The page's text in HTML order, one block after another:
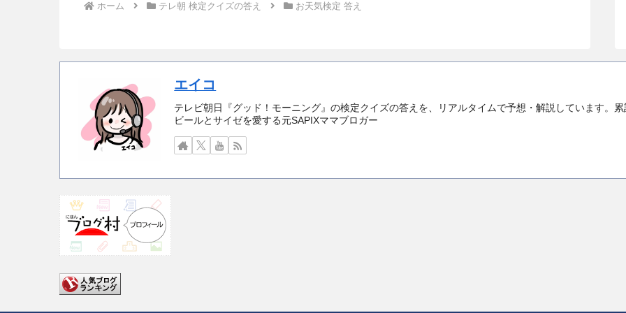
ホーム テレ朝 検定クイズの答え お天気検定 答え
エイコ
テレビ朝日『グッド！モーニング』の検定クイズの答えを、リアルタイムで予想・解説しています。累
ビールとサイゼを愛する元SAPIXママブロガー